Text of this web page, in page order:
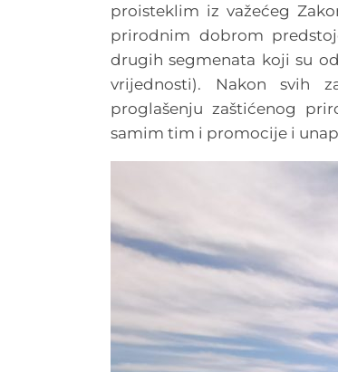
proisteklim iz važećeg
prirodnim dobrom
drugih segmenata koji su
vrijednosti). Nakon svih
proglašenju zaštićenog
samim tim i promocije i